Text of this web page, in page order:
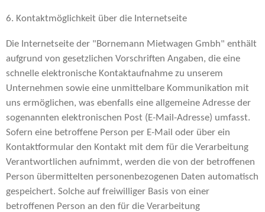
6. Kontaktmöglichkeit über die Internetseite
Die Internetseite der "Bornemann Mietwagen Gmbh" enthält
aufgrund von gesetzlichen Vorschriften Angaben, die eine
schnelle elektronische Kontaktaufnahme zu unserem
Unternehmen sowie eine unmittelbare Kommunikation mit
uns ermöglichen, was ebenfalls eine allgemeine Adresse der
sogenannten elektronischen Post (E-Mail-Adresse) umfasst.
Sofern eine betroffene Person per E-Mail oder über ein
Kontaktformular den Kontakt mit dem für die Verarbeitung
Verantwortlichen aufnimmt, werden die von der betroffenen
Person übermittelten personenbezogenen Daten automatisch
gespeichert. Solche auf freiwilliger Basis von einer
betroffenen Person an den für die Verarbeitung